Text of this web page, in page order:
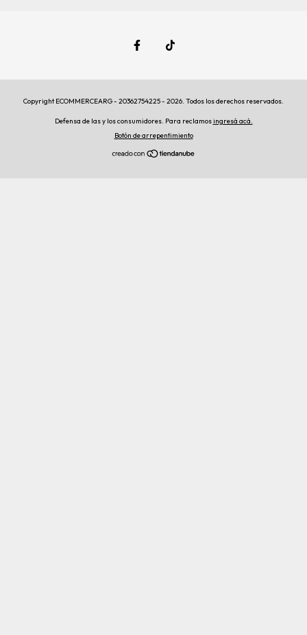
Copyright ECOMMERCEARG - 20362754225 - 2026. Todos los derechos reservados.
Defensa de las y los consumidores. Para reclamosingresá acá.
Botón de arrepentimiento